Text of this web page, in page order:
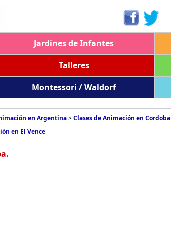
Jardines de Infantes
Talleres
Montessori / Waldorf
en Argentina>Clases de Animación en Cordoba
en El Vence